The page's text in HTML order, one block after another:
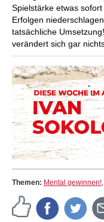
Spielstärke etwas
Erfolgen
tatsächliche
verändert sich gar
Themen: Mental gewinnen!